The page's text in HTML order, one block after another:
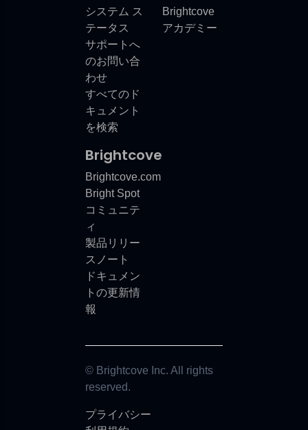
システム ス
テータス
サポートへ
のお問い合
わせ
すべてのド
キュメント
を検索
Brightcove
アカデミー
Brightcove
Brightcove.com
Bright Spot
コミュニテ
ィ
製品リリー
スノート
ドキュメン
トの更新情
報
© Brightcove Inc. All rights
reserved.
プライバシー